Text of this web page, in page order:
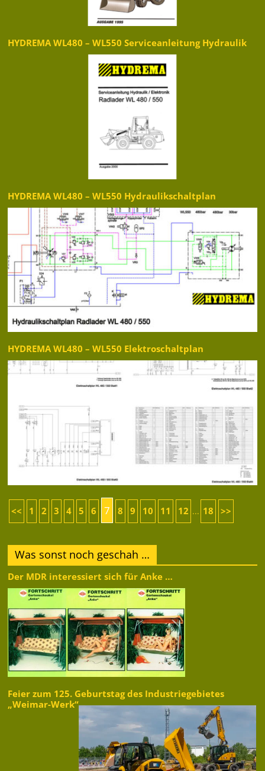
HYDREMA WL480 – WL550 Serviceanleitung Hydraulik
HYDREMA WL480 – WL550 Hydraulikschaltplan
HYDREMA WL480 – WL550 Elektroschaltplan
<< 1 2 3 4 5 6 7 8 9 10 11 12 ... 18 >>
Was sonst noch geschah …
Der MDR interessiert sich für Anke …
Feier zum 125. Geburtstag des Industriegebietes
„Weimar-Werk“